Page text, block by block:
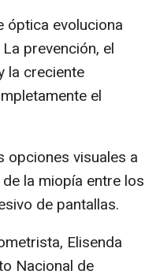
óptica evoluciona
prevención, el
la creciente
el
opciones visuales a
la miopía entre los
de pantallas.
Elisenda
Nacional de